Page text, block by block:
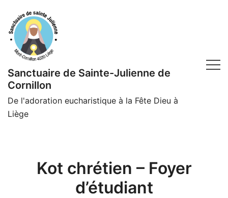
content
Sanctuaire de Sainte-Julienne de
Cornillon
De l'adoration eucharistique à la Fête Dieu à
Liège
Kot chrétien – Foyer
d’étudiant